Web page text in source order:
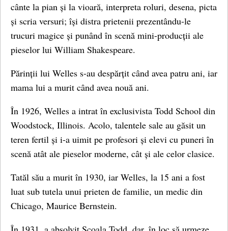
cânte la pian și la vioară, interpreta roluri, desena, picta
și scria versuri; își distra prietenii prezentându-le
trucuri magice și punând în scenă mini-producții ale
pieselor lui William Shakespeare.
Părinții lui Welles s-au despărțit când avea patru ani, iar
mama lui a murit când avea nouă ani.
În 1926, Welles a intrat în exclusivista Todd School din
Woodstock, Illinois. Acolo, talentele sale au găsit un
teren fertil și i-a uimit pe profesori și elevi cu puneri în
scenă atât ale pieselor moderne, cât și ale celor clasice.
Tatăl său a murit în 1930, iar Welles, la 15 ani a fost
luat sub tutela unui prieten de familie, un medic din
Chicago, Maurice Bernstein.